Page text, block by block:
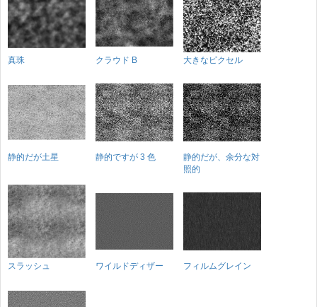
真珠 クラウド B 大きなピクセル
静的だが土星 静的ですが 3 色
静的だが、余分な対
照的
スラッシュ ワイルドディザー フィルムグレイン